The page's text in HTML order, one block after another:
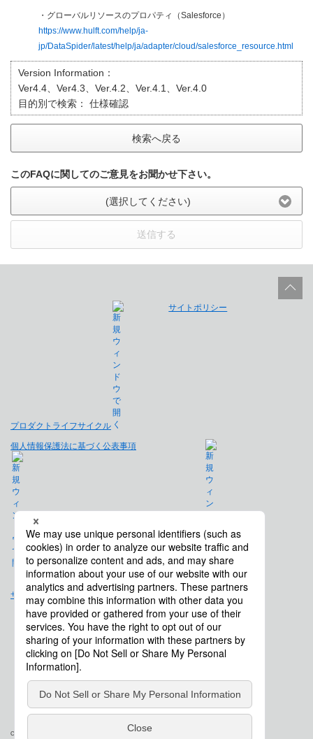
・グローバルリソースのプロパティ（Salesforce）
https://www.hulft.com/help/ja-
jp/DataSpider/latest/help/ja/adapter/cloud/salesforce_resource.html
Version Information：
Ver4.4、Ver4.3、Ver.4.2、Ver.4.1、Ver.4.0
目的別で検索：
仕様確認
検索へ戻る
このFAQに関してのご意見をお聞かせ下さい。
(選択してください)
送信する
プロダクトライフサイクル
サイトポリシー
個人情報保護法に基づく公表事項
免責事項
サイトマップ
会社概要
Copyright © Saison Technology Co., Ltd. All Rights Reserved.